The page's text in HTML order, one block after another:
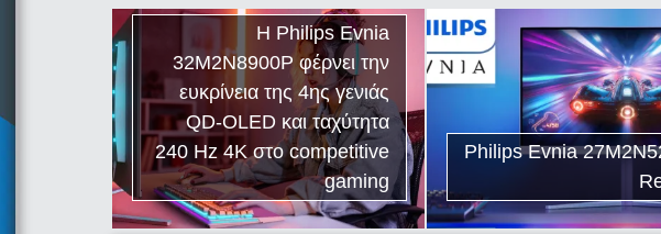
Η Philips Evnia
32M2N8900P φέρνει την
ευκρίνεια της 4ης γενιάς
QD-OLED και ταχύτητα
240 Hz 4K στο competitive
gaming
Philips Evnia